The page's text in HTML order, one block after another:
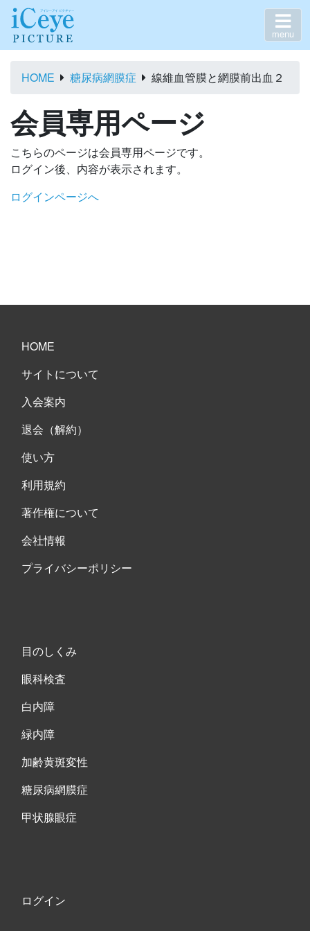
menu
HOME 糖尿病網膜症 線維血管膜と網膜前出血２
会員専用ページ
こちらのページは会員専用ページです。
ログイン後、内容が表示されます。
ログインページへ
HOME
サイトについて
入会案内
退会（解約）
使い方
利用規約
著作権について
会社情報
プライバシーポリシー
目のしくみ
眼科検査
白内障
緑内障
加齢黄斑変性
糖尿病網膜症
甲状腺眼症
ログイン